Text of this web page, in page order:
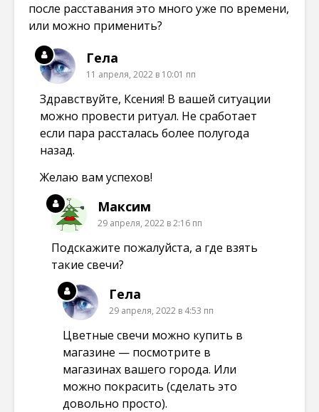
после расставания это много уже по времени,
или можно применить?
Гела
11 апреля, 2022 в 10:01 пп
Здравствуйте, Ксения! В вашей ситуации
можно провести ритуал. Не сработает
если пара рассталась более полугода
назад.
Желаю вам успехов!
Максим
29 апреля, 2022 в 2:16 пп
Подскажите пожалуйста, а где взять
такие свечи?
Гела
29 апреля, 2022 в 4:53 пп
Цветные свечи можно купить в
магазине — посмотрите в
магазинах вашего города. Или
можно покрасить (сделать это
довольно просто).